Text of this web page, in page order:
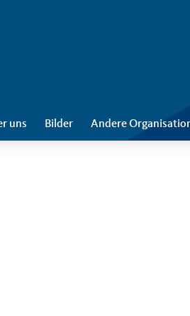
uns Bilder Andere